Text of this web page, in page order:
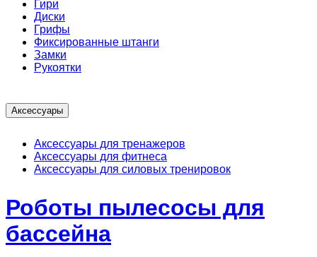
Гири
Диски
Грифы
Фиксированные штанги
Замки
Рукоятки
Аксессуары
Аксессуары для тренажеров
Аксессуары для фитнеса
Аксессуары для силовых тренировок
Роботы пылесосы для
бассейна